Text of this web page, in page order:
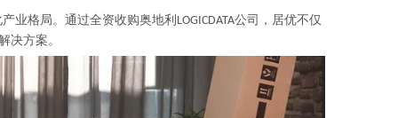
格局。通过全资收购奥地利LOGICDATA公司，居优不仅
决方案。